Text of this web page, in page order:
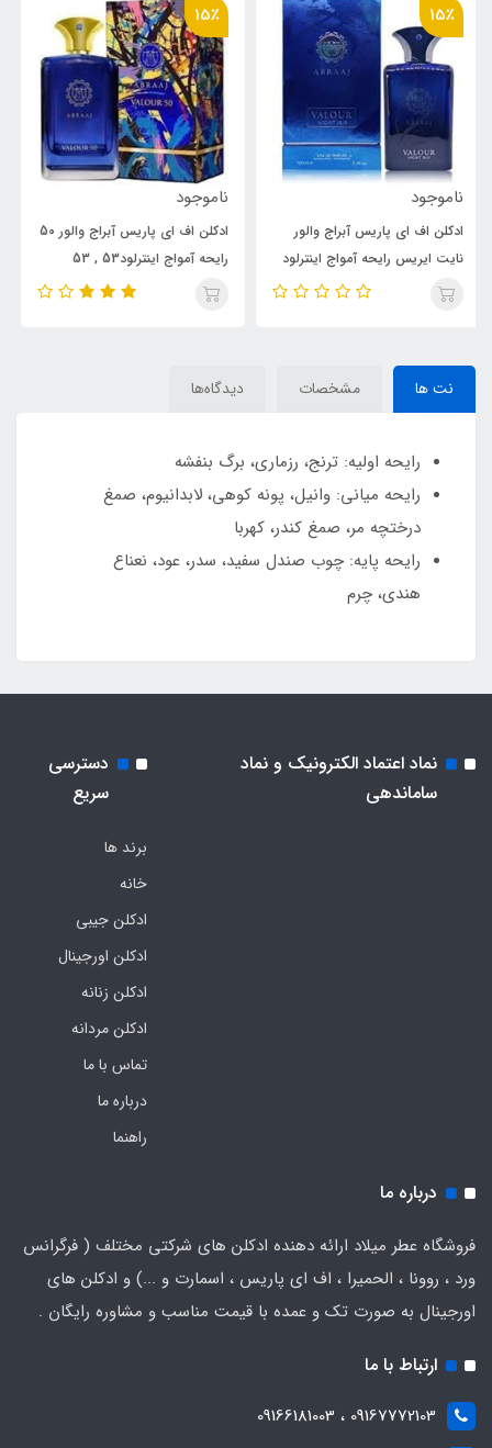
15٪
ناموجود
رایحه آمواج اینترلود53 , 53
Amouage Interlude
15٪
ناموجود
ادکلن اف ای پاریس آبراج والور
رایحه آمواج اینترلود Amouage
Interlude
نت ها مشخصات دیدگاه‌ها
رایحه اولیه: ترنج، رزماری، برگ بنفشه
رایحه میانی: وانیل، پونه کوهی، لابدانیوم، صمغ
درختچه مر، صمغ کندر، کهربا
رایحه پایه: چوب صندل سفید، سدر، عود، نعناع
هندی، چرم
نماد اعتماد الکترونیک و نماد
ساماندهی
دسترسی
سریع
برند ها
خانه
ادکلن جیبی
ادکلن اورجینال
ادکلن زنانه
ادکلن مردانه
تماس با ما
درباره ما
راهنما
درباره ما
فروشگاه عطر میلاد ارائه دهنده ادکلن های شرکتی مختلف ( فرگرانس
ورد ، روونا ، الحمیرا ، اف ای پاریس ، اسمارت و ...) و ادکلن های
اورجینال به صورت تک و عمده با قیمت مناسب و مشاوره رایگان .
ارتباط با ما
09167772103 ، 09166181003